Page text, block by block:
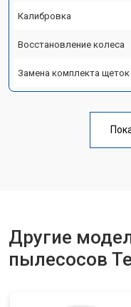
Калибровка
Восстановление колеса
Замена комплекта щеток
Другие
пылесосов